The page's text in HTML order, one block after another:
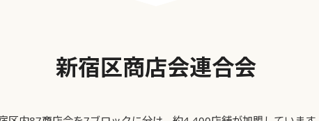
新宿区商店会連合会